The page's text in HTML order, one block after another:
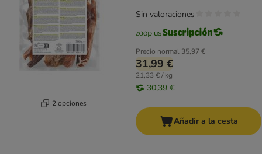
2 opciones
Precio normal 35,97 €
31,99 €
21,33 € / kg
30,39 €
Sin valoraciones
Añadir a la cesta